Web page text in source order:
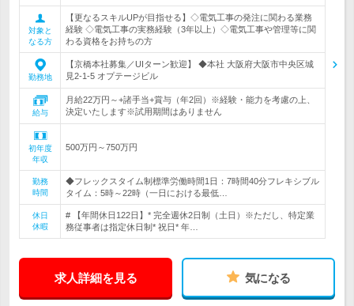
対象と
なる方
【更なるスキルUPが目指せる】◇電気工事の発注に関わる業務
経験 ◇電気工事の実務経験（3年以上）◇電気工事や管理等に関
わる資格をお持ちの方
勤務地
【京橋本社募集／UIターン歓迎】 ◆本社 大阪府大阪市中央区城
見2-1-5 オプテージビル
給与
月給22万円～+諸手当+賞与（年2回）※経験・能力を考慮の上、
決定いたします※試用期間はありません
初年度
年収
500万円～750万円
勤務
時間
◆フレックスタイム制標準労働時間1日：7時間40分フレキシブル
タイム：5時～22時（一日における最低…
休日
休暇
# 【年間休日122日】* 完全週休2日制（土日）※ただし、特定業
務従事者は指定休日制* 祝日* 年…
求人詳細を見る 気になる